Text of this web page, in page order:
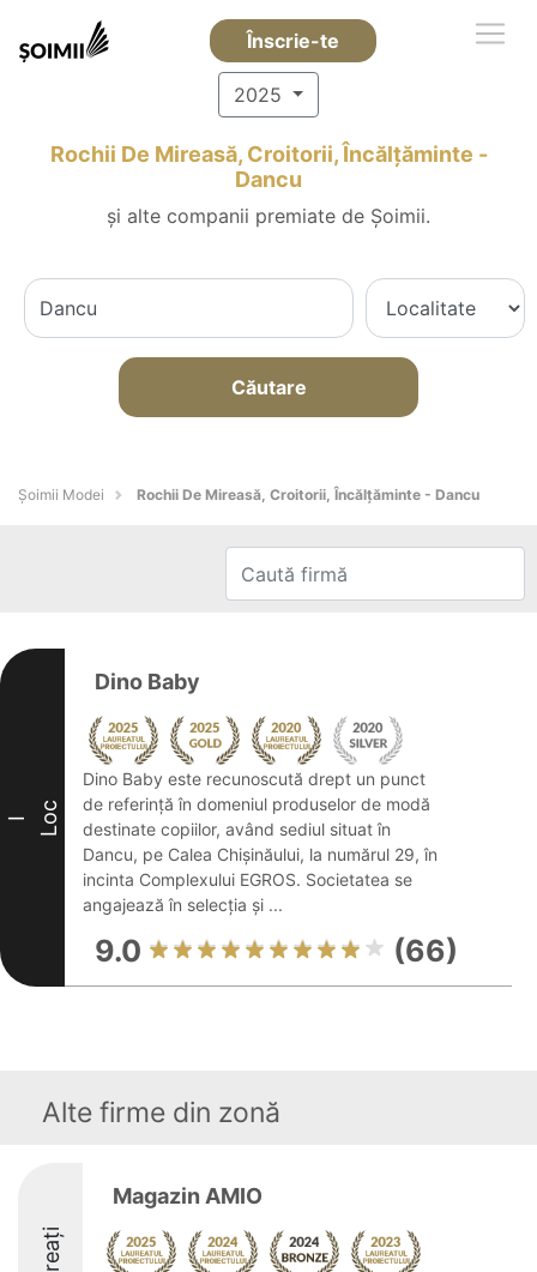
Înscrie-te
2025
Rochii De Mireasă, Croitorii, Încălțăminte -
Dancu
și alte companii premiate de Șoimii.
Căutare
Șoimii Modei Rochii De Mireasă, Croitorii, Încălțăminte - Dancu
I Loc
Dino Baby
Dino Baby este recunoscută drept un punct
de referință în domeniul produselor de modă
destinate copiilor, având sediul situat în
Dancu, pe Calea Chișinăului, la numărul 29, în
incinta Complexului EGROS. Societatea se
angajează în selecția și ...
9.0 (66)
Alte firme din zonă
Magazin AMIO